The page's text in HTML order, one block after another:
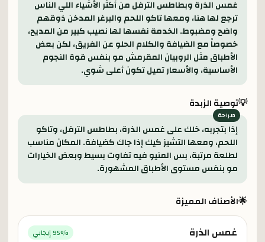
غمس الذرة وبطاطس الترفل من أكثر الأشياء اللي الناس
ترجع لها هنا، ومعها تاكو اللحم والبرغر المدخن ذوقهم
واضح ومضبوط. الخدمة نفسها لها نصيب كبير من المديح،
خصوصاً مع الضيافة والكلام الحلو عن الفريق، لكن بعض
الأطباق مثل الروبيان المقرمش مو بنفس قوة النجوم
الأساسية، والأسعار تميل تكون أعلى شوي.
💡توصية الزبدة
إذا بتجربه، خلك على غمس الذرة، بطاطس الترفل، وتاكو
اللحم، ومعها التشيز كيك إذا جاك كضيافة. المكان مناسب
لطلعة مرتبة، بس المنيو فيه تفاوت بسيط وبعض الخيارات
مو بنفس مستوى الأطباق المشهورة.
🌟الأصناف المميزة
غمس الذرة 95% إيجابي